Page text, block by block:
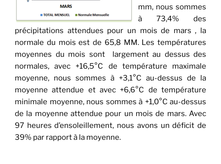
mm, nous sommes
à 73,4% des
précipitations attendues pour un mois de mars , la
normale du mois est de 65,8 MM. Les températures
moyennes du mois sont largement au dessus des
normales, avec +16,5°C de température maximale
moyenne, nous sommes à +3,1°C au-dessus de la
moyenne attendue et avec +6,6°C de température
minimale moyenne, nous sommes à +1,0°C au-dessus
de la moyenne attendue pour un mois de mars. Avec
97 heures d’ensoleillement, nous avons un déficit de
39% par rapport à la moyenne.